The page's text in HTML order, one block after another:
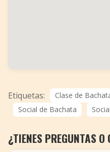
Etiquetas: Clase de
Social de Bachata
¿TIENES PREGUNTAS O